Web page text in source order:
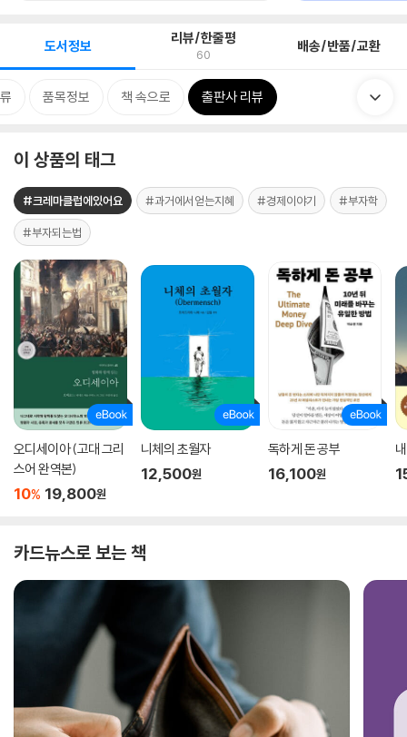
도서정보 리뷰/한줄평
60 배송/반품/교환
품목정보 책 속으로 출판사 리뷰
이 상품의 태그
#크레마클럽에있어요 #과거에서얻는지혜 #경제이야기 #부자학
#부자되는법
오디세이아 (고대 그리
스어 완역본)
10% 19,800원
니체의 초월자
12,500원
독하게 돈 공부
16,100원
카드뉴스로 보는 책